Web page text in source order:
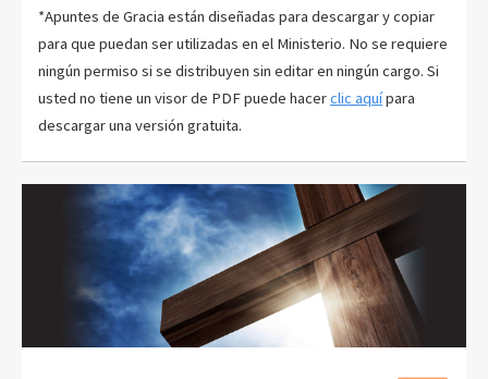
*Apuntes de Gracia están diseñadas para descargar y copiar
para que puedan ser utilizadas en el Ministerio. No se requiere
ningún permiso si se distribuyen sin editar en ningún cargo. Si
usted no tiene un visor de PDF puede hacerclic aquípara
descargar una versión gratuita.